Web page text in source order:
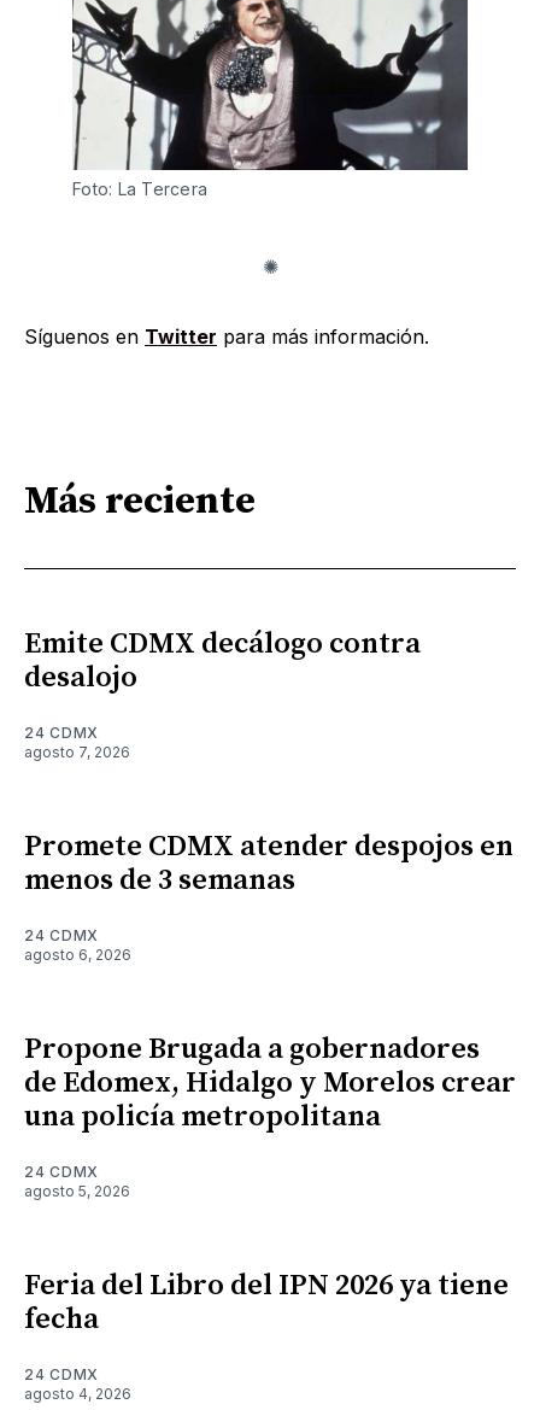
Foto: La Tercera
Síguenos en Twitter para más información.
Más reciente
Emite CDMX decálogo contra
desalojo
24 CDMX
agosto 7, 2026
Promete CDMX atender despojos en
menos de 3 semanas
24 CDMX
agosto 6, 2026
Propone Brugada a gobernadores
de Edomex, Hidalgo y Morelos crear
una policía metropolitana
24 CDMX
agosto 5, 2026
Feria del Libro del IPN 2026 ya tiene
fecha
24 CDMX
agosto 4, 2026